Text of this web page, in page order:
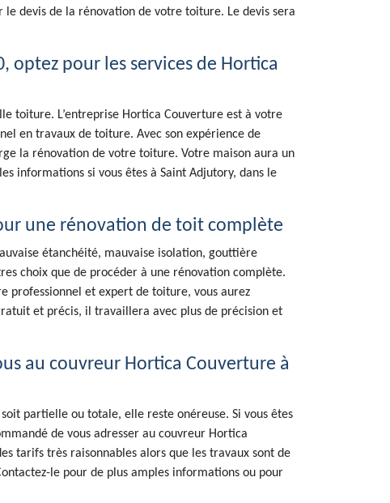
devis de la rénovation de votre toiture. Le devis sera
optez pour les services de Hortica
toiture. L’entreprise Hortica Couverture est à votre
en travaux de toiture. Avec son expérience de
la rénovation de votre toiture. Votre maison aura un
informations si vous êtes à Saint Adjutory, dans le
une rénovation de toit complète
étanchéité, mauvaise isolation, gouttière
choix que de procéder à une rénovation complète.
professionnel et expert de toiture, vous aurez
et précis, il travaillera avec plus de précision et
au couvreur Hortica Couverture à
partielle ou totale, elle reste onéreuse. Si vous êtes
de vous adresser au couvreur Hortica
tarifs très raisonnables alors que les travaux sont de
le pour de plus amples informations ou pour